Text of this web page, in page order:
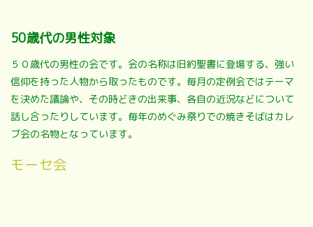
50歳代の男性対象
５０歳代の男性の会です。会の名称は旧約聖書に登場する、強い
信仰を持った人物から取ったものです。毎月の定例会ではテーマ
を決めた議論や、その時どきの出来事、各自の近況などについて
話し合ったりしています。毎年のめぐみ祭りでの焼きそばはカレ
ブ会の名物となっています。
モーセ会